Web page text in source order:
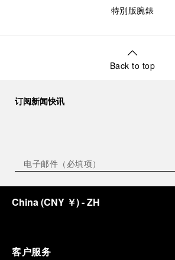
特別版腕錶
Back to top
订阅新闻快讯
China(CNY ￥)- ZH
客户服务